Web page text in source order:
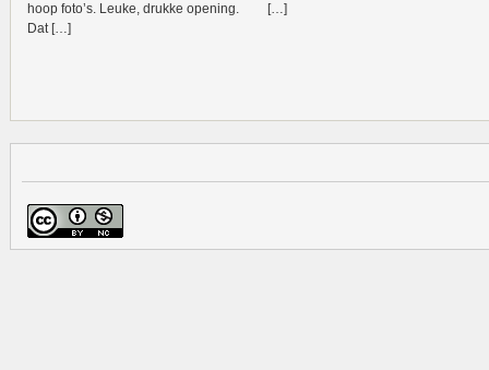
hoop foto’s. Leuke, drukke opening.
Dat […]
[…]